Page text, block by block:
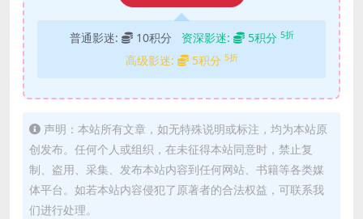
普通影迷: 10积分 资深影迷: 5积分 5折
高级影迷: 5积分 5折
声明：本站所有文章，如无特殊说明或标注，均为本站原
创发布。任何个人或组织，在未征得本站同意时，禁止复
制、盗用、采集、发布本站内容到任何网站、书籍等各类媒
体平台。如若本站内容侵犯了原著者的合法权益，可联系我
们进行处理。